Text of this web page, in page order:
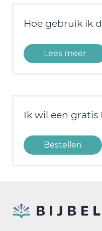
Hoe gebruik ik
Lees meer
Ik wil een gratis
Bestellen